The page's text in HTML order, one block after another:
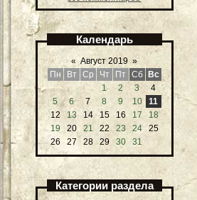
Календарь
« Август 2019 »
Пн
Вт Ср Чт Пт Сб
Вс
1
2 3
4
5
6 7 8 9 10
11
12
13 14 15 16 17
18
19
20 21 22 23 24
25
26
27 28 29 30 31
Категории раздела